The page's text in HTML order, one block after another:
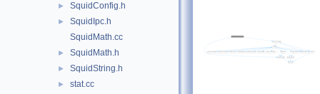
► SquidConfig.h
►
SquidIpc.h
SquidMath.cc
► SquidMath.h
► SquidString.h
► stat.cc